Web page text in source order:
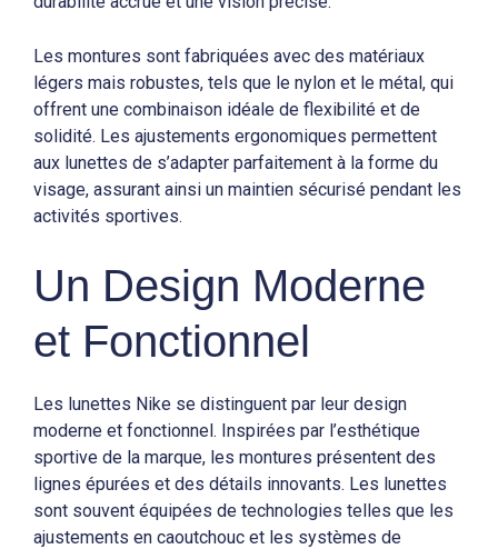
Les montures sont fabriquées avec des matériaux
légers mais robustes, tels que le nylon et le métal, qui
offrent une combinaison idéale de flexibilité et de
solidité. Les ajustements ergonomiques permettent
aux lunettes de s’adapter parfaitement à la forme du
visage, assurant ainsi un maintien sécurisé pendant les
activités sportives.
Un Design Moderne
et Fonctionnel
Les lunettes Nike se distinguent par leur design
moderne et fonctionnel. Inspirées par l’esthétique
sportive de la marque, les montures présentent des
lignes épurées et des détails innovants. Les lunettes
sont souvent équipées de technologies telles que les
ajustements en caoutchouc et les systèmes de